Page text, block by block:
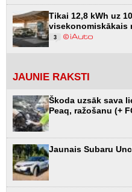
Tikai 12,8 kWh uz
visekonomiskākais
3
JAUNIE RAKSTI
Škoda uzsāk sava
Peaq, ražošanu (+
Jaunais Subaru